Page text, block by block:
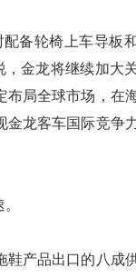
备轮椅上车导板
金龙将继续加大
布局全球市场，在
金龙客车国际竞争
产品出口的八成